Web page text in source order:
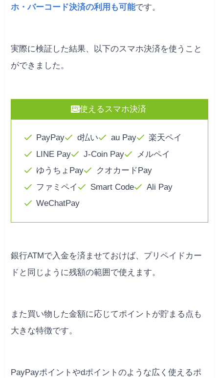
ホ・バーコード決済の利用も可能です。
実際に検証した結果、以下のスマホ決済を使うこと
ができました。
使えるスマホ決済
PayPay d払い au Pay
楽天ペイ
LINE Pay
J-Coin Pay
メルペイ
ゆうちょPay
クオカードPay
ファミペイ
Smart Code
Ali Pay
WeChatPay
銀行ATMで入金を済ませておけば、プリペイドカー
ドと同じように残額の範囲で使えます。
また買い物した金額に応じてポイントが貯まる点も
大きな特徴です。
PayPayポイントやdポイントのような広く使えるポ